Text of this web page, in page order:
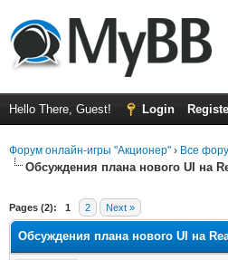
Hello There, Guest! Login
Форум онлайн-игры "Акционер" › Все
Обсуждения плана нового UI на
Pages (2): 1 2 Next »
Обсуждения плана нового UI на